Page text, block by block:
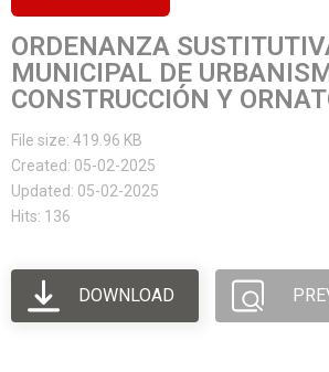
ORDENANZA
MUNICIPAL DE
CONSTRUCCIÓN Y
File size: 419.96 KB
Created: 05-02-2025
Updated: 05-02-2025
Hits: 136
DOWNLOAD